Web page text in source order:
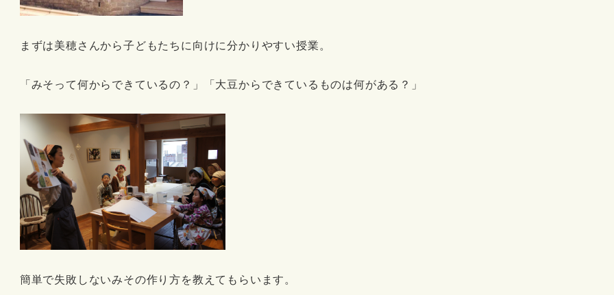
まずは美穂さんから子どもたちに向けに分かりやすい授業。
「みそって何からできているの？」「大豆からできているものは何がある？」
簡単で失敗しないみその作り方を教えてもらいます。